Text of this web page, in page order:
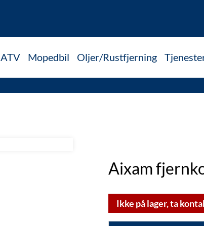
ATV Mopedbil Oljer/Rustfjerning
Aixam
Ikke på lager, ta